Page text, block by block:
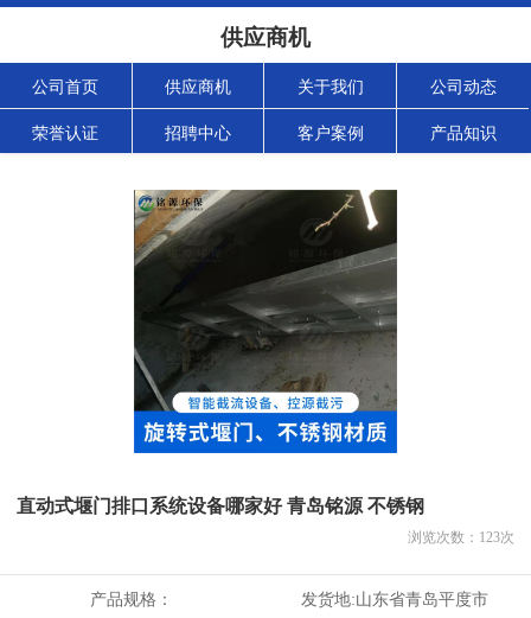
供应商机
公司首页 供应商机 关于我们 公司动态
荣誉认证 招聘中心 客户案例 产品知识
直动式堰门排口系统设备哪家好 青岛铭源 不锈钢
浏览次数： 123次
产品规格： 发货地:山东省青岛平度市